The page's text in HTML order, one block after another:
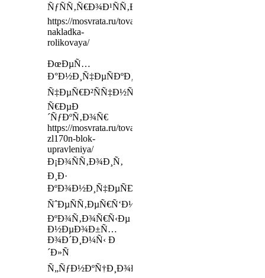
ÑƒÑÑ‚Ñ€Ð¾Ð¹ÑÑ‚Ð²Ð°
https://mosvrata.ru/tovar/alutech-
nakladka-
rolikovaya/
ÐœÐµÑ…
Ð°Ð½Ð¸Ñ‡ÐµÑÐºÐ¸Ð¹
Ñ‡ÐµÑ€Ð²ÑÑ‡Ð½Ñ‹Ð¹
Ñ€ÐµÐ
´ÑƒÐºÑ‚Ð¾Ñ€
https://mosvrata.ru/tovar/came-
zl170n-blok-
upravleniya/
Ð¡Ð¾ÑÑ‚Ð¾Ð¸Ñ‚
Ð¸Ð·
ÐºÐ¾Ð½Ð¸Ñ‡ÐµÑÐºÐ¸Ñ…
ÑˆÐµÑÑ‚ÐµÑ€Ñ‘Ð½Ð¾Ðº,
ÐºÐ¾Ñ‚Ð¾Ñ€Ñ‹Ðµ
Ð½ÐµÐ¾Ð±Ñ…
Ð¾Ð´Ð¸Ð¼Ñ‹ Ð
´Ð»Ñ
Ñ„ÑƒÐ½ÐºÑ†Ð¸Ð¾Ð½Ð¸Ñ€Ð¾Ð²Ð°Ð½Ð¸Ñ